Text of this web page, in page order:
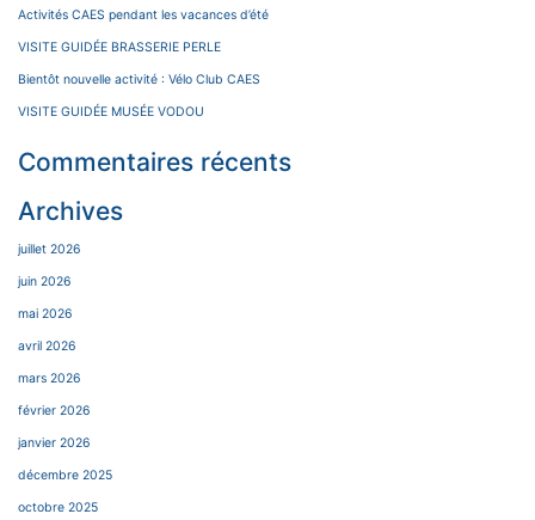
Activités CAES pendant les vacances d’été
VISITE GUIDÉE BRASSERIE PERLE
Bientôt nouvelle activité : Vélo Club CAES
VISITE GUIDÉE MUSÉE VODOU
Commentaires récents
Archives
juillet 2026
juin 2026
mai 2026
avril 2026
mars 2026
février 2026
janvier 2026
décembre 2025
octobre 2025